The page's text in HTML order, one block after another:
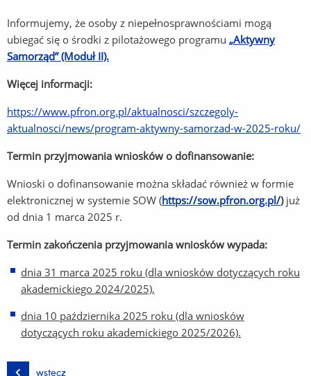
Informujemy, że osoby z niepełnosprawnościami mogą
ubiegać się o środki z pilotażowego programu „Aktywny
Samorząd” (Moduł II).
Więcej informacji:
https://www.pfron.org.pl/aktualnosci/szczegoly-
aktualnosci/news/program-aktywny-samorzad-w-2025-roku/
Termin przyjmowania wniosków o dofinansowanie:
Wnioski o dofinansowanie można składać również w formie
elektronicznej w systemie SOW (https://sow.pfron.org.pl/) już
od dnia 1 marca 2025 r.
Termin zakończenia przyjmowania wniosków wypada:
dnia 31 marca 2025 roku (dla wniosków dotyczących roku
akademickiego 2024/2025),
dnia 10 października 2025 roku (dla wniosków
dotyczących roku akademickiego 2025/2026).
wstecz